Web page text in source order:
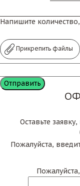
Напишите
Прикрепить файлы
Оставьте
Пожалуйста,